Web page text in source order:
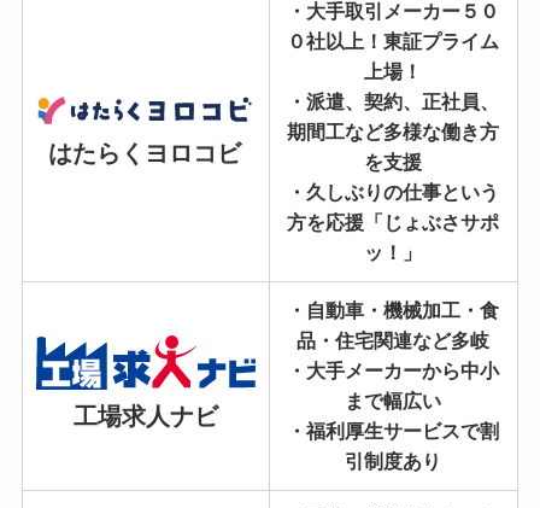
はたらくヨロコビ
・大手取引メーカー５０
０社以上！東証プライム
上場！
・派遣、契約、正社員、
期間工など多様な働き方
を支援
・久しぶりの仕事という
方を応援「じょぶさサポ
ッ！」
工場求人ナビ
・自動車・機械加工・食
品・住宅関連など多岐
・大手メーカーから中小
まで幅広い
・福利厚生サービスで割
引制度あり